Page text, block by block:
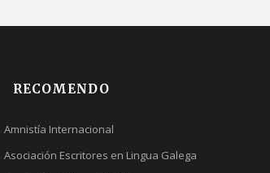
RECOMENDO
Amnistía Internacional
Asociación Escritores en Lingua Galega